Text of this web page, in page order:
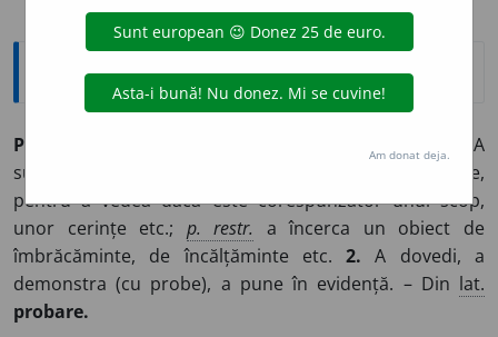
Explicative DEX
PROB
) A
supune ceva sau pe cineva la o probă, la o încercare,
pentru a vedea dacă este corespunzător unui scop,
unor cerințe etc.; p. restr.
a încerca un obiect de
îmbrăcăminte, de încălțăminte etc.2. A dovedi, a
demonstra (cu probe), a pune în evidență. – Din lat.
probare.
Am donat deja.